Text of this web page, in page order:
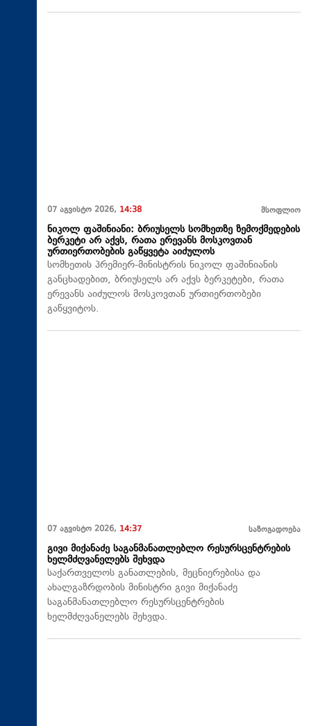
07 აგვისტო 2026, 14:38 მსოფლიო
ნიკოლ ფაშინიანი: ბრიუსელს სომხეთზე ზემოქმედების
ბერკეტი არ აქვს, რათა ერევანს მოსკოვთან
ურთიერთობების გაწყვეტა აიძულოს
სომხეთის პრემიერ-მინისტრის ნიკოლ ფაშინიანის
განცხადებით, ბრიუსელს არ აქვს ბერკეტები, რათა
ერევანს აიძულოს მოსკოვთან ურთიერთობები
გაწყვიტოს.
07 აგვისტო 2026, 14:37 საზოგადოება
გივი მიქანაძე საგანმანათლებლო რესურსცენტრების
ხელმძღვანელებს შეხვდა
საქართველოს განათლების, მეცნიერებისა და
ახალგაზრდობის მინისტრი გივი მიქანაძე
საგანმანათლებლო რესურსცენტრების
ხელმძღვანელებს შეხვდა.